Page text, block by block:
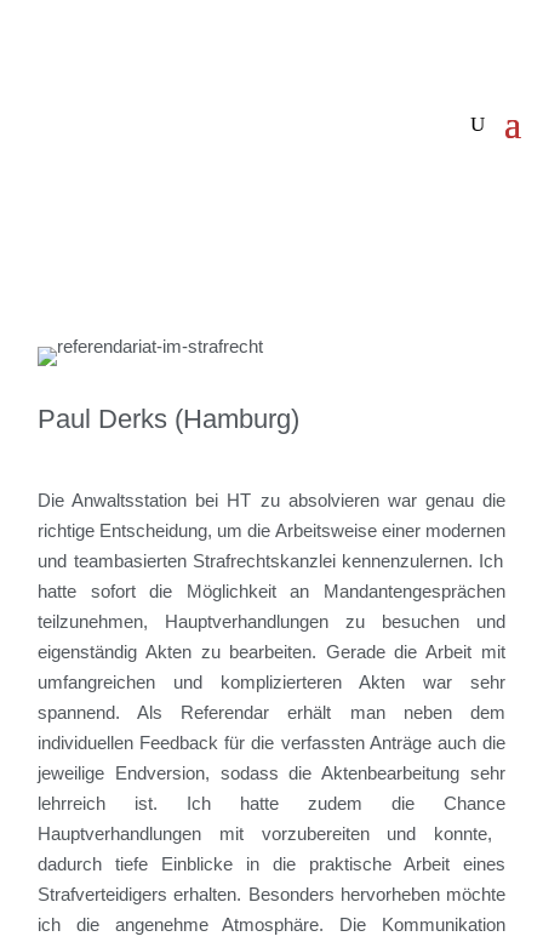
Paul Derks (Hamburg)
DieAnwaltsstation bei HT zu absolvieren war genau die
richtige Entscheidung, um die Arbeitsweise einer modernen
und teambasierten Strafrechtskanzlei kennenzulernen. Ich
hatte sofort die Möglichkeit an Mandantengesprächen
teilzunehmen, Hauptverhandlungen zu besuchen und
eigenständig Akten zu bearbeiten. Gerade die Arbeit mit
umfangreichen und komplizierteren Akten war sehr
spannend.Als Referendar erhält man neben dem
individuellen Feedback für die verfassten Anträge auch die
jeweilige Endversion, sodass die Aktenbearbeitung sehr
lehrreich ist. Ich hatte zudem die Chance
Hauptverhandlungen mit vorzubereiten und konnte,
dadurch tiefe Einblicke in die praktische Arbeit eines
Strafverteidigers erhalten. Besonders hervorheben möchte
ich die angenehmeAtmosphäre. Die Kommunikation